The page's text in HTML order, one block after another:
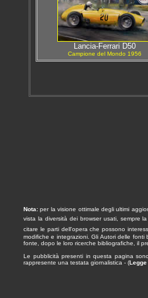
Lancia-Ferrari D50
Campione del Mondo 1956
Nota: per la visione ottimale degli ultimi
vista la diversità dei browser usati, sempre la
citare le parti dell'opera che possono
modifiche e integrazioni. Gli Autori delle
fonte, dopo le loro ricerche bibliografiche, il
Le pubblicità presenti in questa pagina
rappresente una testata giornalistica - (Legge